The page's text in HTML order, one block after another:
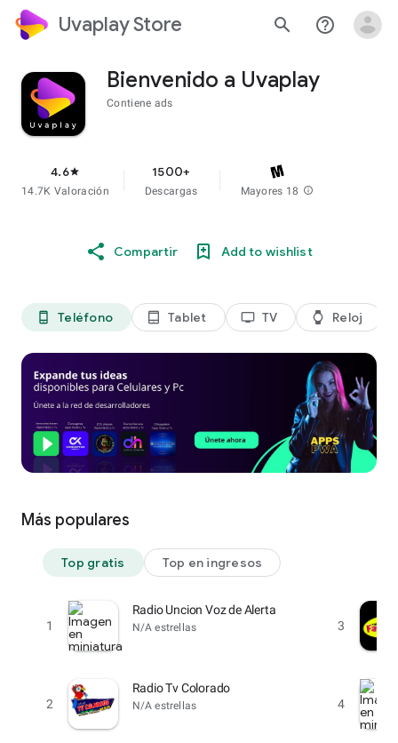
Uvaplay Store search help_outline
Bienvenido a Uvaplay
Contiene ads
4.6star
14.7K Valoración
1500+
Descargas Mayores 18 info
Compartir Add to wishlist
phone_android Teléfono tablet_android Tablet tv TV watch Reloj
Más populares
Top gratis Top en ingresos
1
Radio Uncion Voz de Alerta
N/A estrellas
2
Radio Tv Colorado
N/A estrellas
3
4